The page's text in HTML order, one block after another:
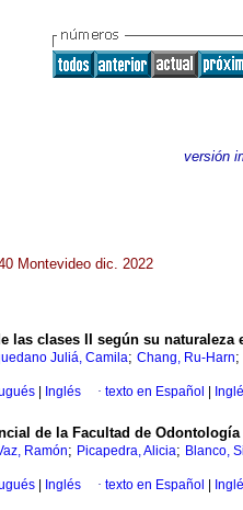
versión
Montevideo dic. 2022
las clases II según su
Juliá, Camila; Chang, Ru-Harn;
Inglés · texto en Español
de la Facultad de
Ramón; Picapedra, Alicia; Blanco,
Inglés · texto en Español